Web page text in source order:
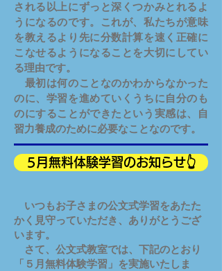
される以上にずっと深くつかみとれるよ
うになるのです。これが、私たちが意味
を教えるより先に分数計算を速く正確に
こなせるようになることを大切にしてい
る理由です。
最初は何のことなのかわからなかった
のに、学習を進めていくうちに自分のも
のにすることができたという実感は、自
習力養成のために必要なことなのです。
5月無料体験学習のお知らせ👆
いつもお子さまの公文式学習をあたた
かく見守っていただき、ありがとうござ
います。
さて、公文式教室では、下記のとおり
「５月無料体験学習」を実施いたしま